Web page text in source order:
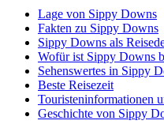
Lage von Sippy Downs
Fakten zu Sippy Downs
Sippy Downs als
Wofür ist Sippy Downs
Sehenswertes in Sippy
Beste Reisezeit
Touristeninformationen
Geschichte von Sippy